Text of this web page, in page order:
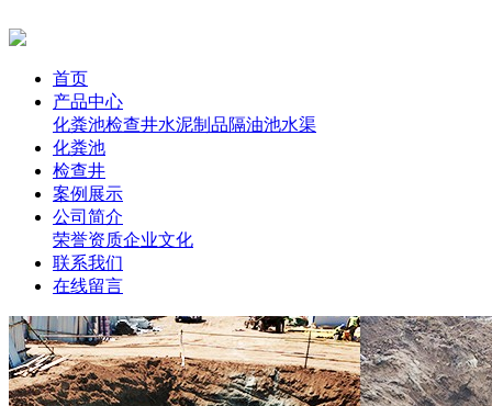
首页
产品中心
化粪池检查井水泥制品隔油池水渠
化粪池
检查井
案例展示
公司简介
荣誉资质企业文化
联系我们
在线留言